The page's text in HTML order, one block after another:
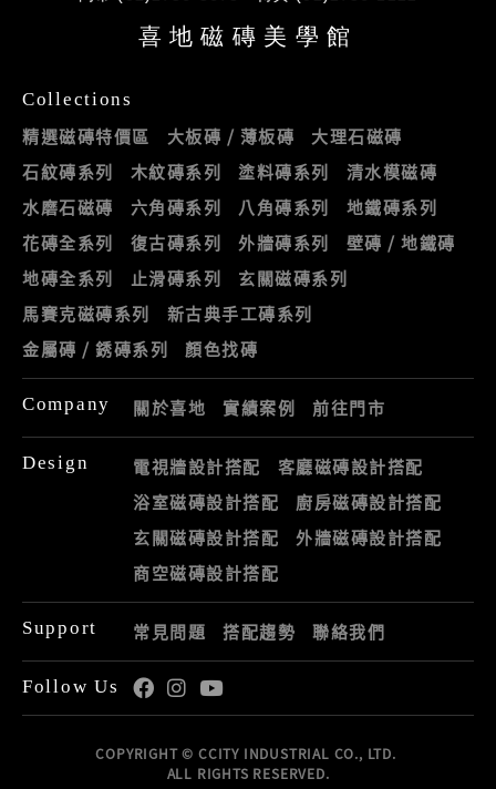
喜地磁磚美學館
Collections
精選磁磚特價區 大板磚 / 薄板磚
大理石磁磚
石紋磚系列
木紋磚系列 塗料磚系列
清水模磁磚
水磨石磁磚
六角磚系列 八角磚系列
地鐵磚系列
花磚全系列
復古磚系列 外牆磚系列
壁磚 / 地鐵磚
地磚全系列
止滑磚系列
玄關磁磚系列
馬賽克磁磚系列
新古典手工磚系列
金屬磚 / 銹磚系列
顏色找磚
Company 關於喜地 實績案例 前往門市
Design 電視牆設計搭配
客廳磁磚設計搭配
浴室磁磚設計搭配
廚房磁磚設計搭配
玄關磁磚設計搭配
外牆磁磚設計搭配
商空磁磚設計搭配
Support 常見問題 搭配趨勢 聯絡我們
Follow Us
COPYRIGHT © CCITY INDUSTRIAL CO., LTD.
ALL RIGHTS RESERVED.